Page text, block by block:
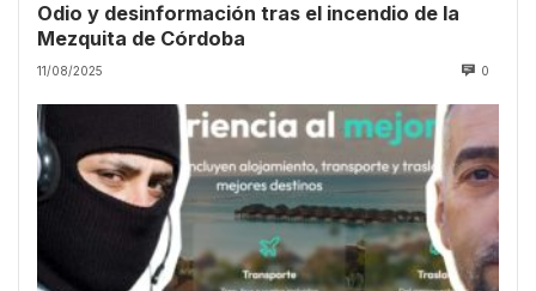
Odio y desinformación tras el incendio de la
Mezquita de Córdoba
11/08/2025 0